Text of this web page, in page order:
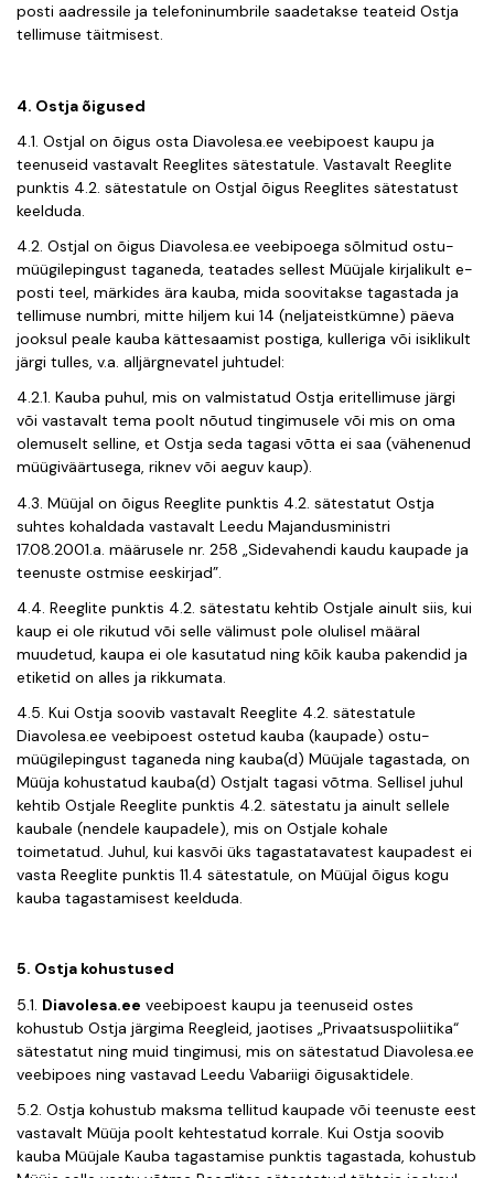
posti aadressile ja telefoninumbrile saadetakse teateid Ostja
tellimuse täitmisest.
4. Ostja õigused
4.1. Ostjal on õigus osta Diavolesa.ee veebipoest kaupu ja
teenuseid vastavalt Reeglites sätestatule. Vastavalt Reeglite
punktis 4.2. sätestatule on Ostjal õigus Reeglites sätestatust
keelduda.
4.2. Ostjal on õigus Diavolesa.ee veebipoega sõlmitud ostu-
müügilepingust taganeda, teatades sellest Müüjale kirjalikult e-
posti teel, märkides ära kauba, mida soovitakse tagastada ja
tellimuse numbri, mitte hiljem kui 14 (neljateistkümne) päeva
jooksul peale kauba kättesaamist postiga, kulleriga või isiklikult
järgi tulles, v.a. alljärgnevatel juhtudel:
4.2.1. Kauba puhul, mis on valmistatud Ostja eritellimuse järgi
või vastavalt tema poolt nõutud tingimusele või mis on oma
olemuselt selline, et Ostja seda tagasi võtta ei saa (vähenenud
müügiväärtusega, riknev või aeguv kaup).
4.3. Müüjal on õigus Reeglite punktis 4.2. sätestatut Ostja
suhtes kohaldada vastavalt Leedu Majandusministri
17.08.2001.a. määrusele nr. 258 „Sidevahendi kaudu kaupade ja
teenuste ostmise eeskirjad”.
4.4. Reeglite punktis 4.2. sätestatu kehtib Ostjale ainult siis, kui
kaup ei ole rikutud või selle välimust pole olulisel määral
muudetud, kaupa ei ole kasutatud ning kõik kauba pakendid ja
etiketid on alles ja rikkumata.
4.5. Kui Ostja soovib vastavalt Reeglite 4.2. sätestatule
Diavolesa.ee veebipoest ostetud kauba (kaupade) ostu-
müügilepingust taganeda ning kauba(d) Müüjale tagastada, on
Müüja kohustatud kauba(d) Ostjalt tagasi võtma. Sellisel juhul
kehtib Ostjale Reeglite punktis 4.2. sätestatu ja ainult sellele
kaubale (nendele kaupadele), mis on Ostjale kohale
toimetatud. Juhul, kui kasvõi üks tagastatavatest kaupadest ei
vasta Reeglite punktis 11.4 sätestatule, on Müüjal õigus kogu
kauba tagastamisest keelduda.
5. Ostja kohustused
5.1. Diavolesa.ee veebipoest kaupu ja teenuseid ostes
kohustub Ostja järgima Reegleid, jaotises „Privaatsuspoliitika“
sätestatut ning muid tingimusi, mis on sätestatud Diavolesa.ee
veebipoes ning vastavad Leedu Vabariigi õigusaktidele.
5.2. Ostja kohustub maksma tellitud kaupade või teenuste eest
vastavalt Müüja poolt kehtestatud korrale. Kui Ostja soovib
kauba Müüjale Kauba tagastamise punktis tagastada, kohustub